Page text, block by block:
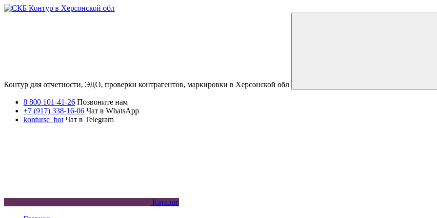
Контур для отчетности, ЭДО, проверки контрагентов, маркировки в Херсонской обл
8 800 101-41-26 Позвоните нам
+7 (917) 338-16-06 Чат в WhatsApp
kontursc_bot Чат в Telegram
Каталог